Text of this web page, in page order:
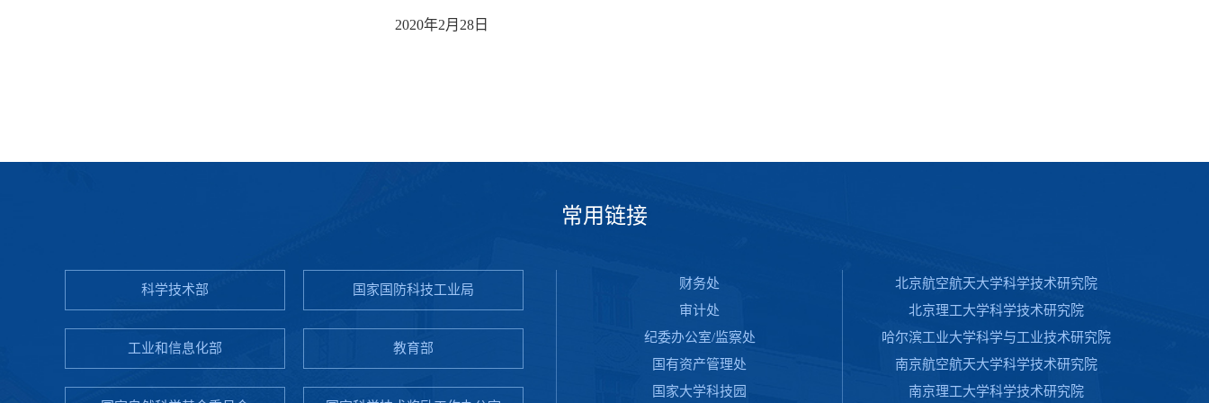
2020年2月28日
常用链接
科学技术部 国家国防科技工业局
工业和信息化部 教育部
财务处
审计处
纪委办公室/监察处
国有资产管理处
国家大学科技园
北京航空航天大学科学技术研究院
北京理工大学科学技术研究院
哈尔滨工业大学科学与工业技术研究院
南京航空航天大学科学技术研究院
南京理工大学科学技术研究院